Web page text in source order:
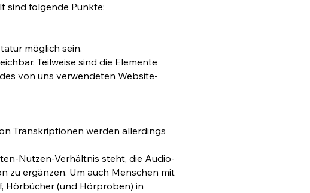
sind folgende Punkte:
möglich sein.
Teilweise sind die Elemente
von uns verwendeten Website-
Transkriptionen werden allerdings
Nutzen-Verhältnis steht, die Audio-
zu ergänzen. Um auch Menschen mit
Hörbücher (und Hörproben) in